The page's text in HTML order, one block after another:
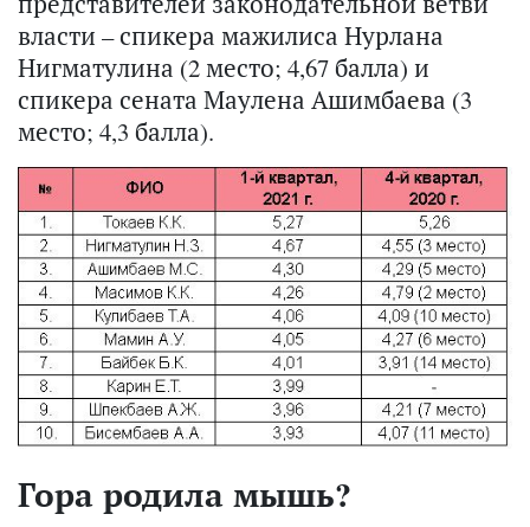
власти – спикера мажилиса Нурлана
Нигматулина (2 место; 4,67 балла) и
спикера сената Маулена Ашимбаева (3
место; 4,3 балла).
Гора родила мышь?